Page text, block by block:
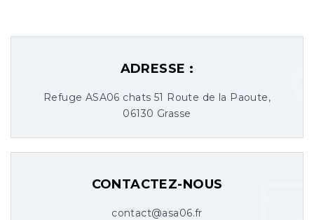
ADRESSE :
Refuge ASA06 chats 51 Route de la Paoute,
06130 Grasse
CONTACTEZ-NOUS
contact@asa06.fr